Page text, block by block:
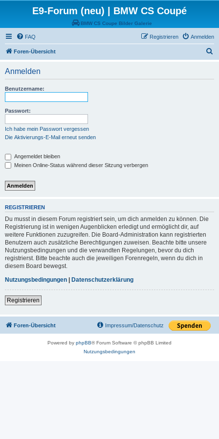
E9-Forum (neu) | BMW CS Coupé
BMW CS Coupe Bilder Galerie
FAQ Anmelden
Registrieren
Foren-Übersicht
Anmelden
Benutzername:
Passwort:
Ich habe mein Passwort vergessen
Die Aktivierungs-E-Mail erneut senden
Angemeldet bleiben
Meinen Online-Status während dieser Sitzung verbergen
REGISTRIEREN
Du musst in diesem Forum registriert sein, um dich anmelden zu können. Die
Registrierung ist in wenigen Augenblicken erledigt und ermöglicht dir, auf
weitere Funktionen zuzugreifen. Die Board-Administration kann registrierten
Benutzern auch zusätzliche Berechtigungen zuweisen. Beachte bitte unsere
Nutzungsbedingungen und die verwandten Regelungen, bevor du dich
registrierst. Bitte beachte auch die jeweiligen Forenregeln, wenn du dich in
diesem Board bewegst.
Nutzungsbedingungen | Datenschutzerklärung
Registrieren
Foren-Übersicht Impressum/Datenschutz
Powered by phpBB® Forum Software © phpBB Limited
Nutzungsbedingungen